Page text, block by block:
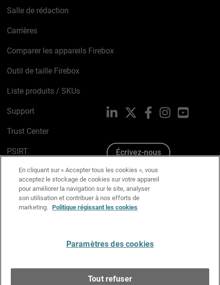
Salle de rédaction
Carrières
Comparer les appareils Firebox
Outil de taille Firebox
Liste produits / SKUs
Support
Trust Center
PSIRT
Avis sur les cookies
Politique de confidentialité
Charte Graphique
LinkedIn FacebookInstagram
Écrivez-nous
En cliquant sur « Accepter tous les cookies », vous
acceptez le stockage de cookies sur votre appareil
pour améliorer la navigation sur le site, analyser
son utilisation et contribuer à nos efforts de
marketing. Politique régissant les cookies
Paramètres des cookies
Tout refuser